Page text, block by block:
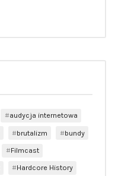
audycja internetowa
brutalizm
bundy
Filmcast
Hardcore History